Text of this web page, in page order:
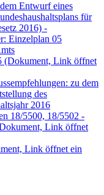
Entwurf eines
für
2016) -
Einzelplan 05
(Dokument, Link öffnet
zu dem
des
2016
18/5500, 18/5502 -
Link öffnet
Link öffnet ein